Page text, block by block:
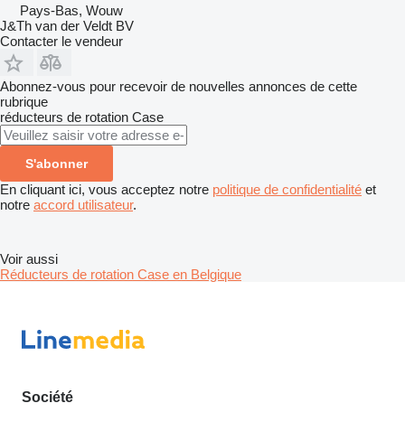
Pays-Bas, Wouw
J&Th van der Veldt BV
Contacter le vendeur
Abonnez-vous pour recevoir de nouvelles annonces de cette
rubrique
réducteurs de rotation Case
S'abonner
En cliquant ici, vous acceptez notre politique de confidentialité et
notre accord utilisateur.
Voir aussi
Réducteurs de rotation Case en Belgique
Société